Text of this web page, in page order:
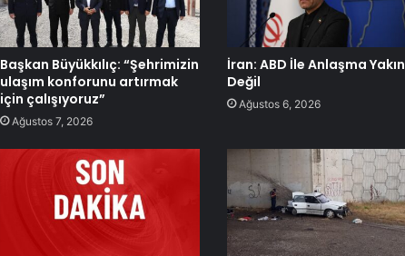
Başkan Büyükkılıç: “Şehrimizin
ulaşım konforunu artırmak
için çalışıyoruz”
Ağustos 7, 2026
İran: ABD İle Anlaşma Yakın
Değil
Ağustos 6, 2026